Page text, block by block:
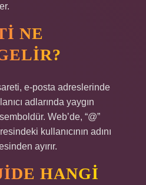
NE
e-posta adreslerinde
adlarında yaygın
Web’de, “@”
kullanıcının adını
ayırır.
HANGI